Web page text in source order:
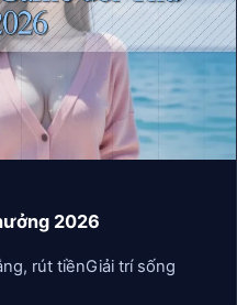
2026
rút tiềnGiải trí sống